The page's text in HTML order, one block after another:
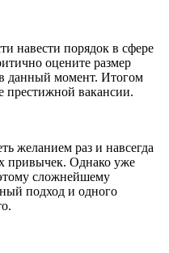
навести порядок в сфере
оцените размер
данный момент. Итогом
престижной вакансии.
желанием раз и навсегда
привычек. Однако уже
сложнейшему
подход и одного